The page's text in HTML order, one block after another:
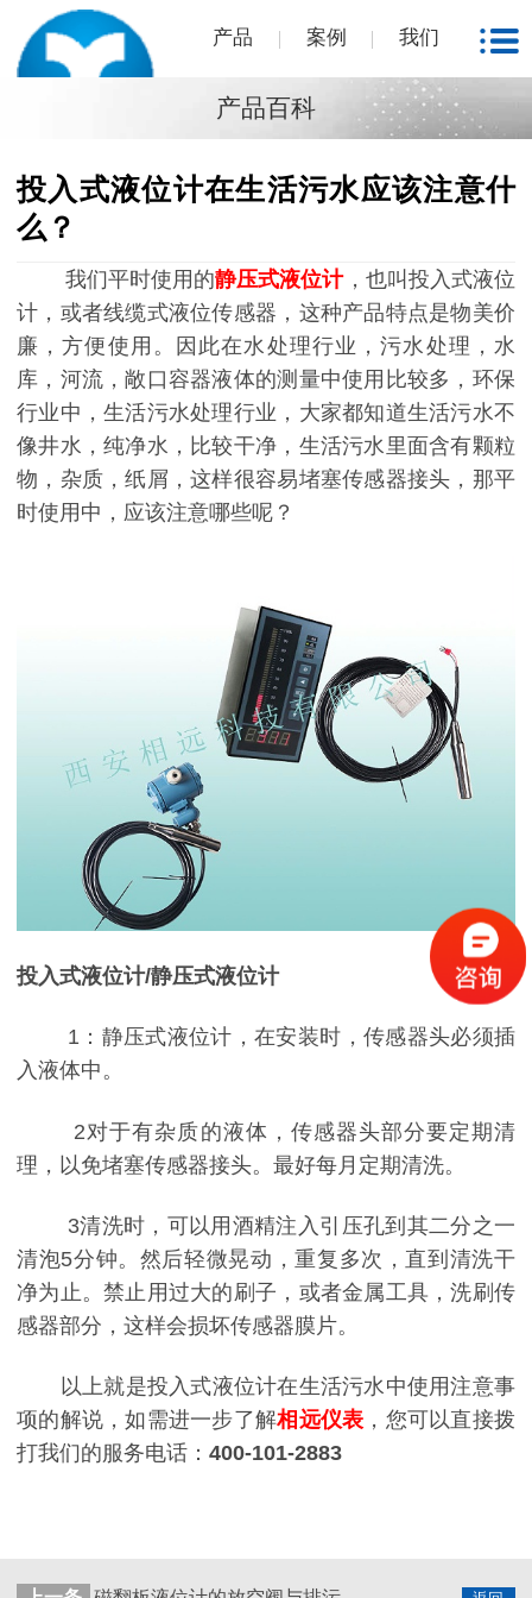
产品 案例 我们
产品百科
投入式液位计在生活污水应该注意什
么？
我们平时使用的静压式液位计，也叫投入式液位
计，或者线缆式液位传感器，这种产品特点是物美价
廉，方便使用。因此在水处理行业，污水处理，水
库，河流，敞口容器液体的测量中使用比较多，环保
行业中，生活污水处理行业，大家都知道生活污水不
像井水，纯净水，比较干净，生活污水里面含有颗粒
物，杂质，纸屑，这样很容易堵塞传感器接头，那平
时使用中，应该注意哪些呢？
投入式液位计/静压式液位计
1：静压式液位计，在安装时，传感器头必须插
入液体中。
2对于有杂质的液体，传感器头部分要定期清
理，以免堵塞传感器接头。最好每月定期清洗。
3清洗时，可以用酒精注入引压孔到其二分之一
清泡5分钟。然后轻微晃动，重复多次，直到清洗干
净为止。禁止用过大的刷子，或者金属工具，洗刷传
感器部分，这样会损坏传感器膜片。
以上就是投入式液位计在生活污水中使用注意事
项的解说，如需进一步了解相远仪表 ，您可以直接拨
打我们的服务电话： 400-101-2883